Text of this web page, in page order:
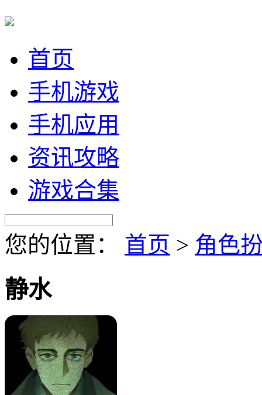
首页
手机游戏
手机应用
资讯攻略
游戏合集
您的位置： 首页 > 角色
静水